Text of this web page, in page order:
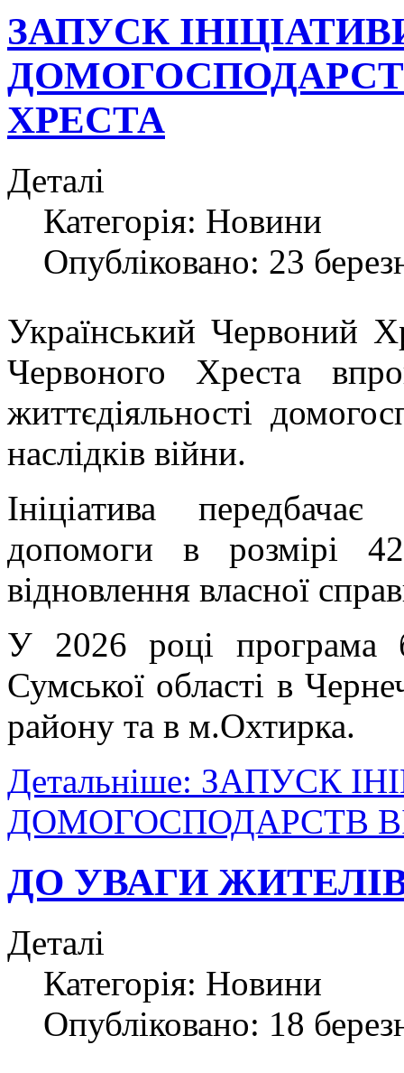
ЗАПУСК
ХРЕСТА
Деталі
Категорія: Новини
Опубліковано: 23
Український Червоний
Червоного Хреста
життєдіяльності
наслідків війни.
Ініціатива
допомоги в розмірі
відновлення власної
У 2026 році програма
Сумської області в
району та в м.Охтирка.
Детальніше: ЗАПУСК
ДОМОГОСПОДАРСТВ
ДО УВАГИ
Деталі
Категорія: Новини
Опубліковано: 18